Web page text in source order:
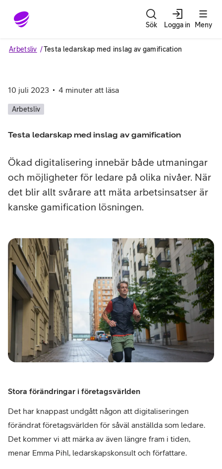
Gå till sidans innehåll
Sök Logga in Meny
Arbetsliv Testa ledarskap med inslag av gamification
10 juli 2023 4 minuter att läsa
Arbetsliv
Testa ledarskap med inslag av gamification
Ökad digitalisering innebär både utmaningar
och möjligheter för ledare på olika nivåer. När
det blir allt svårare att mäta arbetsinsatser är
kanske gamification lösningen.
Stora förändringar i företagsvärlden
Det har knappast undgått någon att digitaliseringen
förändrat företagsvärlden för såväl anställda som ledare.
Det kommer vi att märka av även längre fram i tiden,
menar Emma Pihl, ledarskapskonsult och författare.